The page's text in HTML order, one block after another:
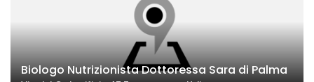
Biologo Nutrizionista Dottoressa Sara di Palma